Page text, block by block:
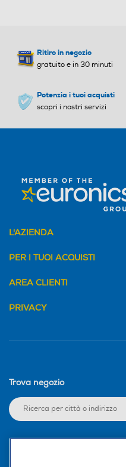
Ritiro in negozio
gratuito e in 30 minuti
Potenzia i tuoi acquisti
scopri i nostri servizi
L'AZIENDA
PER I TUOI ACQUISTI
AREA CLIENTI
PRIVACY
Trova negozio